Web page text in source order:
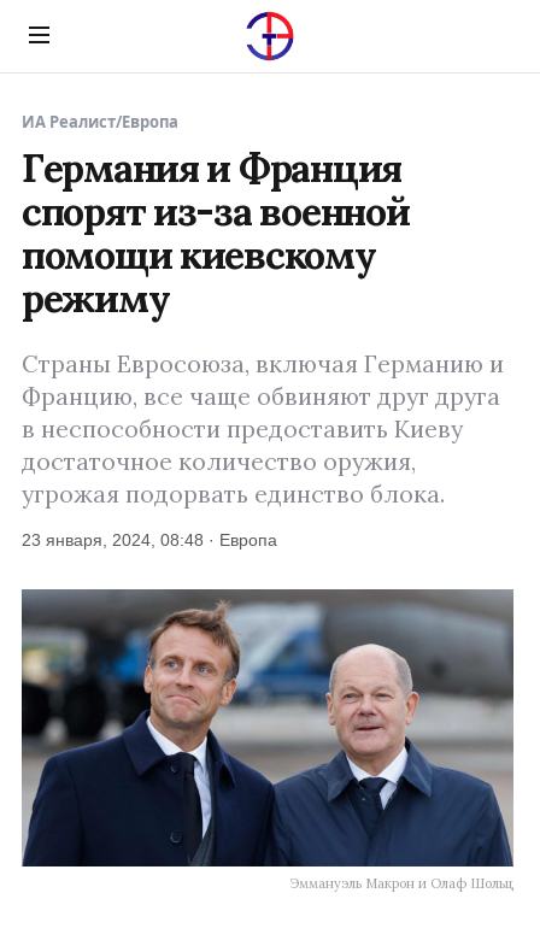
Menu
ИА Реалист/Европа
Германия и Франция
спорят из-за военной
помощи киевскому
режиму
Cтраны Евроcоюза, включая Германию и
Францию, все чаще обвиняют друг друга
в неспособности предоставить Киеву
достаточное количество оружия,
угрожая подорвать единство блока.
23 января, 2024, 08:48 · Европа
Эммануэль Макрон и Олаф Шольц